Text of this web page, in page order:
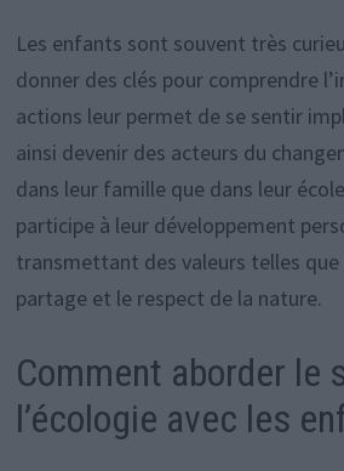
Les enfants sont souvent très
donner des clés pour comprendre
actions leur permet de se sentir
ainsi devenir des acteurs du
dans leur famille que dans leur
participe à leur développement
transmettant des valeurs telles
partage et le respect de la nature.
Comment aborder le
l’écologie avec les